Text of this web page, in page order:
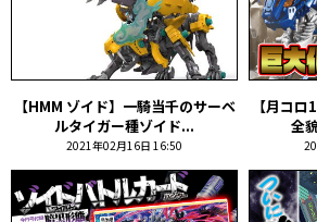
【HMM ゾイド】一騎当千のサーベ
ルタイガー種ゾイド...
2021年02月16日 16:50
【月コ
全